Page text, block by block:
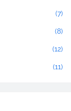
(7)
(8)
(12)
(11)